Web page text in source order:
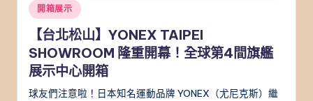
Posted
in
開箱展示
【台北松山】YONEX TAIPEI
SHOWROOM 隆重開幕！全球第4間旗艦
展示中心開箱
球友們注意啦！日本知名運動品牌 YONEX（尤尼克斯）繼